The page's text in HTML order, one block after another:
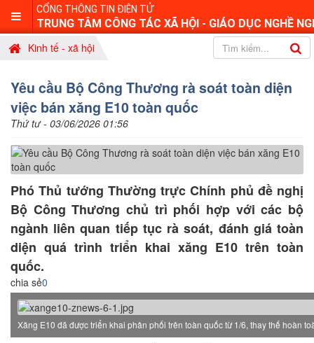
CỔNG THÔNG TIN ĐIỆN TỬ
TRUNG TÂM CÔNG TÁC XÃ HỘI - GIÁO DỤC NGHỀ
Kinh tế - xã hội
Yêu cầu Bộ Công Thương rà soát toàn diện
việc bán xăng E10 toàn quốc
Thứ tư - 03/06/2026 01:56
Phó Thủ tướng Thường trực Chính phủ đề nghị
Bộ Công Thương chủ trì phối hợp với các bộ
ngành liên quan tiếp tục rà soát, đánh giá toàn
diện quá trình triển khai xăng E10 trên toàn
quốc.
chia sẻ0
Xăng E10 đã được triển khai phân phối trên toàn quốc từ 1/6, thay thế hoàn